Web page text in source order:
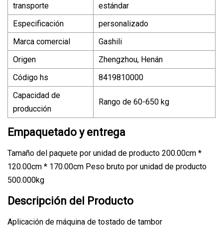
transporte
estándar
Especificación
personalizado
Marca comercial
Gashili
Origen
Zhengzhou, Henán
Código hs
8419810000
Capacidad de
producción
Rango de 60-650 kg
Empaquetado y entrega
Tamaño del paquete por unidad de producto 200.00cm *
120.00cm * 170.00cm Peso bruto por unidad de producto
500.000kg
Descripción del Producto
Aplicación de máquina de tostado de tambor